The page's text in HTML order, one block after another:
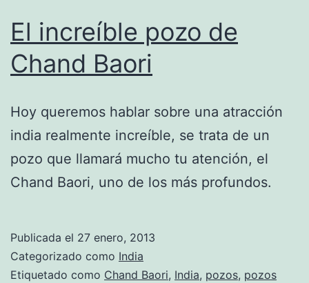
El increíble pozo de
Chand Baori
Hoy queremos hablar sobre una atracción
india realmente increíble, se trata de un
pozo que llamará mucho tu atención, el
Chand Baori, uno de los más profundos.
Publicada el 27 enero, 2013
Categorizado como India
Etiquetado como Chand Baori, India, pozos, pozos